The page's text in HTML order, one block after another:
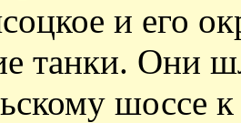
и его
танки. Они
шоссе